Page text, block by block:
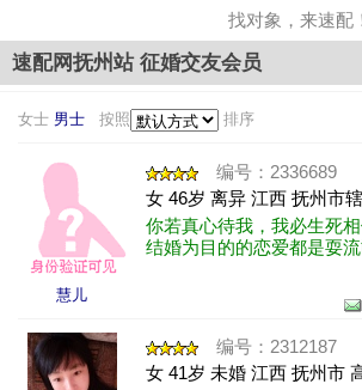
找对象，来速配
速配网抚州站 征婚交友会员
女士 男士 按照 排序
慧儿
编号：2336689
女 46岁 离异 江西 抚州市
你若真心待我，我必生死
结婚为目的的恋爱都是耍流
编号：2312187
女 41岁 未婚 江西 抚州市